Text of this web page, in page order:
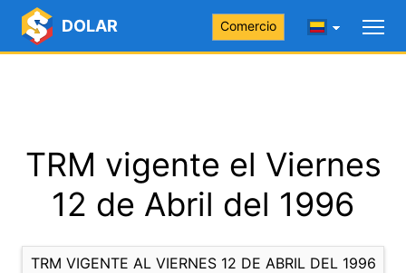
DOLAR Comercio
TRM vigente el Viernes
12 de Abril del 1996
TRM VIGENTE AL VIERNES 12 DE ABRIL DEL 1996